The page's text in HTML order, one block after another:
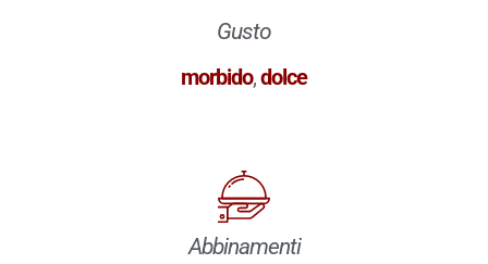
Gusto
morbido,dolce
Abbinamenti